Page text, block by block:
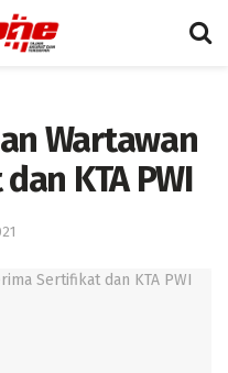
Wartawan
KTA PWI